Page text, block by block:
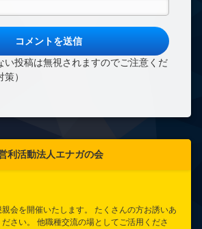
い投稿は無視されますのでご注意くだ
）
利活動法人エナガの会
会を開催いたします。 たくさんの方お誘いあ
さい。 他職種交流の場としてご活用くださ